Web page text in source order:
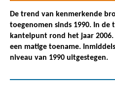
De trend van kenmerkende
toegenomen sinds 1990. In
kantelpunt rond het jaar
een matige toename.
niveau van 1990 uitgestegen.